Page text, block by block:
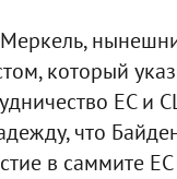
который
ЕС и
что
в саммите